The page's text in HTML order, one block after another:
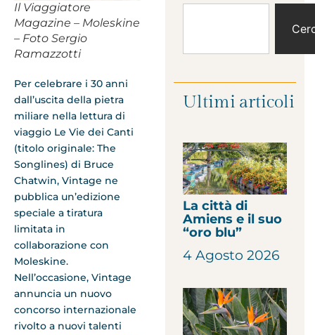
Il Viaggiatore
Magazine – Moleskine
– Foto Sergio
Ramazzotti
Per celebrare i 30 anni
dall’uscita della pietra
miliare nella lettura di
viaggio Le Vie dei Canti
(titolo originale: The
Songlines) di Bruce
Chatwin, Vintage ne
pubblica un’edizione
speciale a tiratura
limitata in
collaborazione con
Moleskine.
Nell’occasione, Vintage
annuncia un nuovo
concorso internazionale
rivolto a nuovi talenti
Ultimi articoli
La città di
Amiens e il suo
“oro blu”
4 Agosto 2026